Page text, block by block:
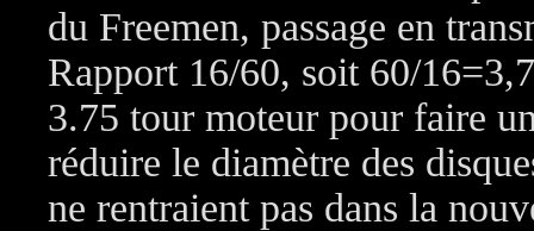
du Freemen, passage en
Rapport 16/60, soit 60/
3.75 tour moteur pour faire
réduire le diamètre des
ne rentraient pas dans la